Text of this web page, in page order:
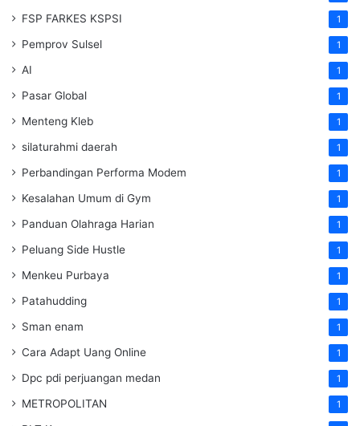
FSP FARKES KSPSI 1
Pemprov Sulsel 1
AI 1
Pasar Global 1
Menteng Kleb 1
silaturahmi daerah 1
Perbandingan Performa Modem 1
Kesalahan Umum di Gym 1
Panduan Olahraga Harian 1
Peluang Side Hustle 1
Menkeu Purbaya 1
Patahudding 1
Sman enam 1
Cara Adapt Uang Online 1
Dpc pdi perjuangan medan 1
METROPOLITAN 1